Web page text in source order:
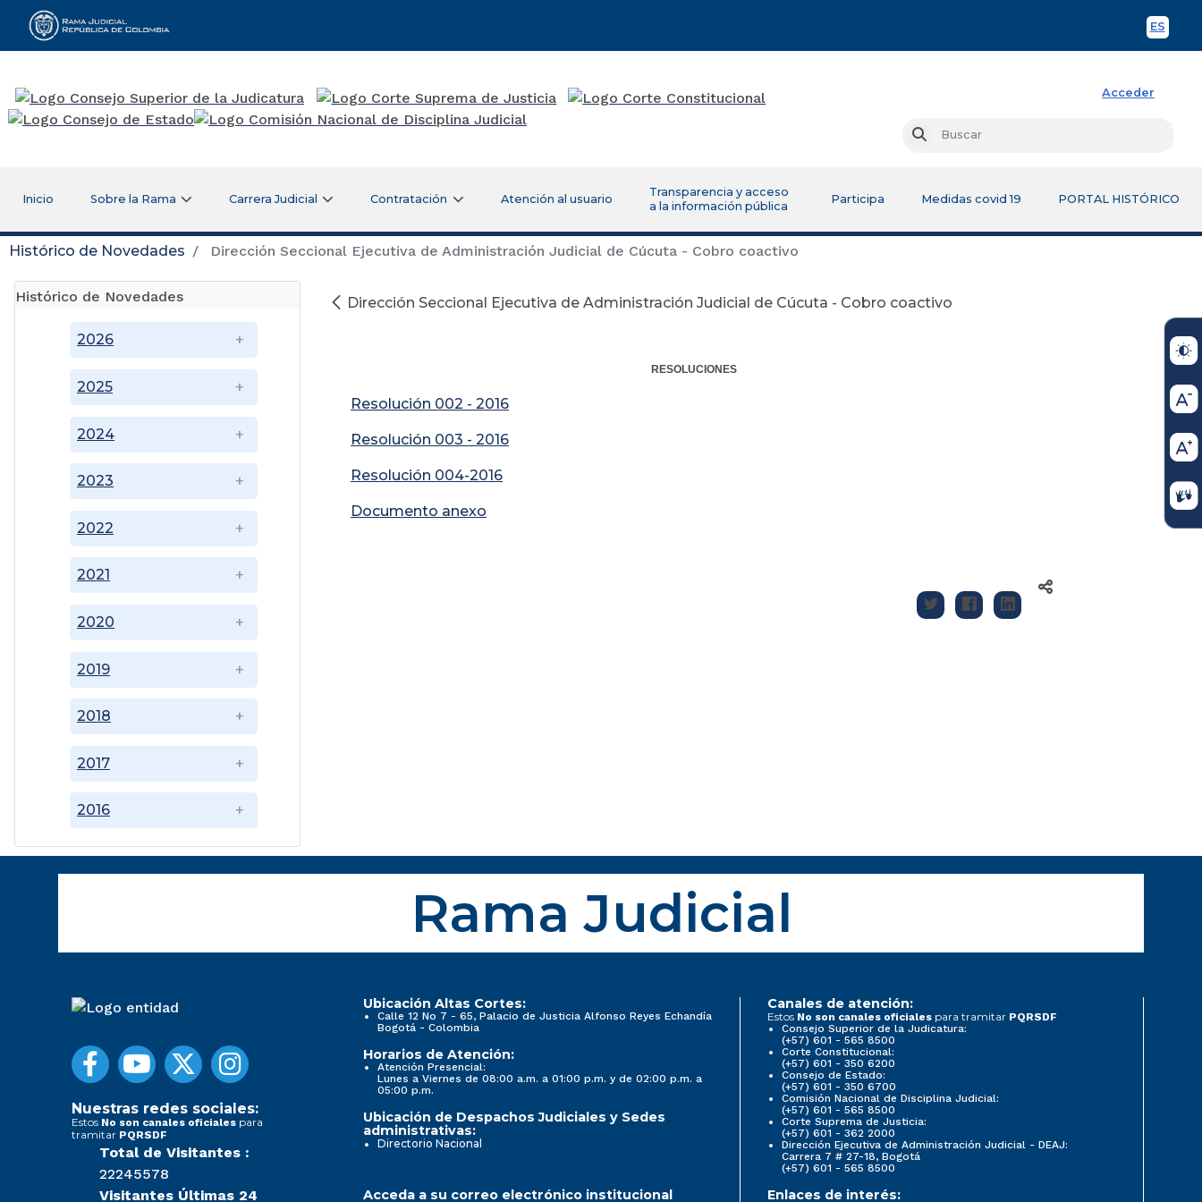
ES
Rama Judicial
Acceder
Buscar
Inicio Sobre la Rama Carrera Judicial Contratación Atención al usuario
Transparencia y acceso
a la información pública
Participa Medidas covid 19 PORTAL HISTÓRICO
Histórico de Novedades Dirección Seccional Ejecutiva de Administración Judicial de Cúcuta - Cobro coactivo
Histórico de Novedades
2016
2017
2018
2019
2020
2021
2022
2023
2024
2025
2026
Dirección Seccional Ejecutiva de Administración Judicial de Cúcuta - Cobro coactivo
RESOLUCIONES
Resolución 002 - 2016
Resolución 003 - 2016
Resolución 004-2016
Documento anexo
Rama Judicial
Nuestras redes sociales:
Estos No son canales oficiales para
tramitar PQRSDF
Total de Visitantes :
22245578
Visitantes Últimas 24
Ubicación Altas Cortes:
Calle 12 No 7 - 65, Palacio de Justicia Alfonso Reyes Echandía
Bogotá - Colombia
Horarios de Atención:
Atención Presencial:
Lunes a Viernes de 08:00 a.m. a 01:00 p.m. y de 02:00 p.m. a
05:00 p.m.
Ubicación de Despachos Judiciales y Sedes
administrativas:
Directorio Nacional
Canales de atención:
Estos No son canales oficiales para tramitar PQRSDF
Consejo Superior de la Judicatura:
(+57) 601 - 565 8500
Corte Constitucional:
(+57) 601 - 350 6200
Consejo de Estado:
(+57) 601 - 350 6700
Comisión Nacional de Disciplina Judicial:
(+57) 601 - 565 8500
Corte Suprema de Justicia:
(+57) 601 - 362 2000
Dirección Ejecutiva de Administración Judicial - DEAJ:
Carrera 7 # 27-18, Bogotá
(+57) 601 - 565 8500
Acceda a su correo electrónico institucional Enlaces de interés: